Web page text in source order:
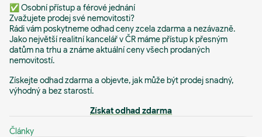
✅ Osobní přístup a férové jednání
Zvažujete prodej své nemovitosti?
Rádi vám poskytneme odhad ceny zcela zdarma a nezávazně.
Jako největší realitní kancelář v ČR máme přístup k přesným
datům na trhu a známe aktuální ceny všech prodaných
nemovitostí.
Získejte odhad zdarma a objevte, jak může být prodej snadný,
výhodný a bez starostí.
Získat odhad zdarma
Články